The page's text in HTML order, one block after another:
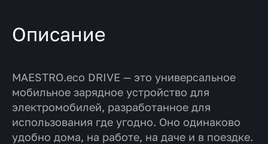
Описание
MAESTRO.eco DRIVE — это универсальное
мобильное зарядное устройство для
электромобилей, разработанное для
использования где угодно. Оно одинаково
удобно дома, на работе, на даче и в поездке.